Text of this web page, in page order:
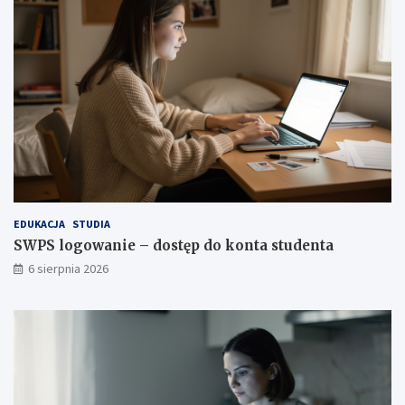
EDUKACJA STUDIA
SWPS logowanie – dostęp do konta studenta
6 sierpnia 2026